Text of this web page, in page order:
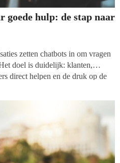
goede hulp: de stap naar
zetten chatbots in om vragen
doel is duidelijk: klanten,
direct helpen en de druk op de
mensen verwachten. De
Jan Verstegen gaat in op